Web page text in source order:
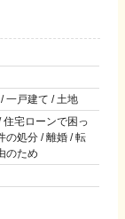
一戸建て / 土地
住宅ローンで困っ
の処分 / 離婚 / 転
のため